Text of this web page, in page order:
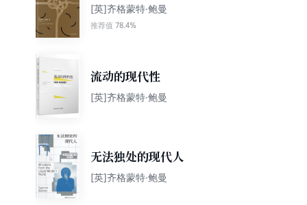
[英]齐格蒙特·鲍曼
推荐值 78.4%
流动的现代性
[英]齐格蒙特·鲍曼
无法独处的现代人
[英]齐格蒙特·鲍曼